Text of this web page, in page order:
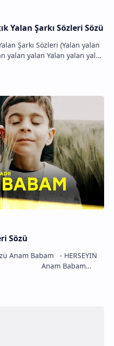
Yalan Şarkı Sözleri Sözü
Şarkı Sözleri (Yalan yalan
yalan yalan Yalan yalan yalan
Sözü
Anam Babam - HERSEYIN
- Anam Babam